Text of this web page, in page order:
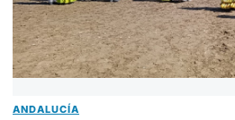
ANDALUCÍA